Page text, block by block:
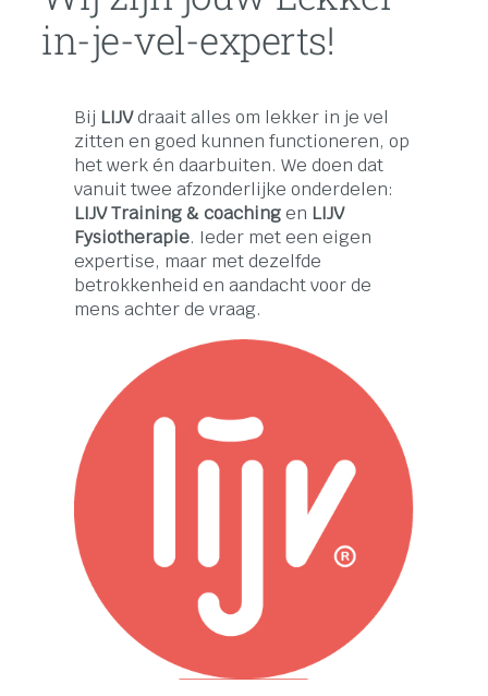
in-je-vel-experts!
Bij LIJVdraait alles om lekker in je vel
zitten en goed kunnen functioneren, op
het werk én daarbuiten. We doen dat
vanuit twee afzonderlijke onderdelen:
LIJV Training & coachingen LIJV
Fysiotherapie. Ieder met een eigen
expertise, maar met dezelfde
betrokkenheid en aandacht voor de
mens achter de vraag.